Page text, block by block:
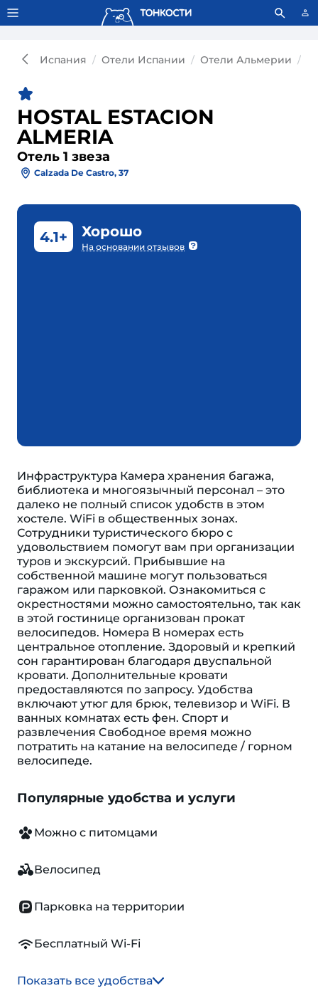
Тонкости используют сookie-файлы. Что это значит?
Испания Отели Испании Отели Альмерии
HOSTAL ESTACION
ALMERIA
Отель 1 звеза
Calzada De Castro, 37
4.1+ Хорошо
На основании отзывов
Инфраструктура Камера хранения багажа,
библиотека и многоязычный персонал – это
далеко не полный список удобств в этом
хостеле. WiFi в общественных зонах.
Сотрудники туристического бюро с
удовольствием помогут вам при организации
туров и экскурсий. Прибывшие на
собственной машине могут пользоваться
гаражом или парковкой. Ознакомиться с
окрестностями можно самостоятельно, так как
в этой гостинице организован прокат
велосипедов. Номера В номерах есть
центральное отопление. Здоровый и крепкий
сон гарантирован благодаря двуспальной
кровати. Дополнительные кровати
предоставляются по запросу. Удобства
включают утюг для брюк, телевизор и WiFi. В
ванных комнатах есть фен. Спорт и
развлечения Cвободное время можно
потратить на катание на велосипеде / горном
велосипеде.
Популярные удобства и услуги
Можно с питомцами
Велосипед
Парковка на территории
Бесплатный Wi-Fi
Показать все удобства